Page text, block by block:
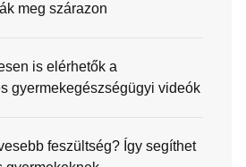
meg szárazon
is elérhetők a
gyermekegészségügyi videók
feszültség? Így segíthet